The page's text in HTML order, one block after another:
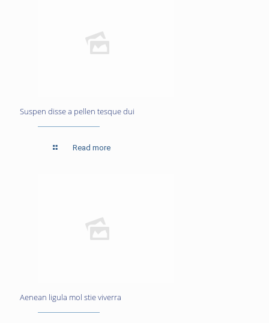
Suspen disse a pellen tesque dui
Read more
Aenean ligula mol stie viverra